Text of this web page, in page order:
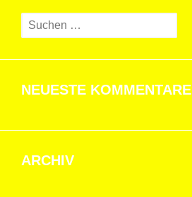
Suchen
NEUESTE KOMMENTARE
ARCHIV